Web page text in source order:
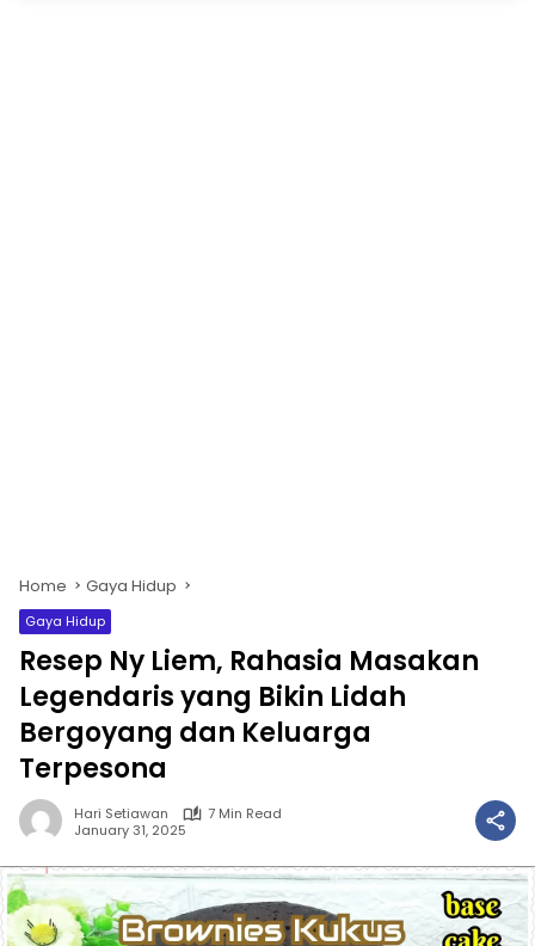
Home Gaya Hidup
Gaya Hidup
Resep Ny Liem, Rahasia Masakan
Legendaris yang Bikin Lidah
Bergoyang dan Keluarga
Terpesona
Hari Setiawan
7 Min Read
January 31, 2025